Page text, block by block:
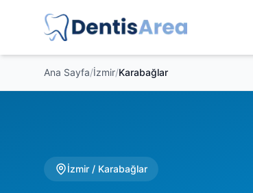
Ana Sayfa/İzmir/Karabağlar
İzmir / Karabağlar